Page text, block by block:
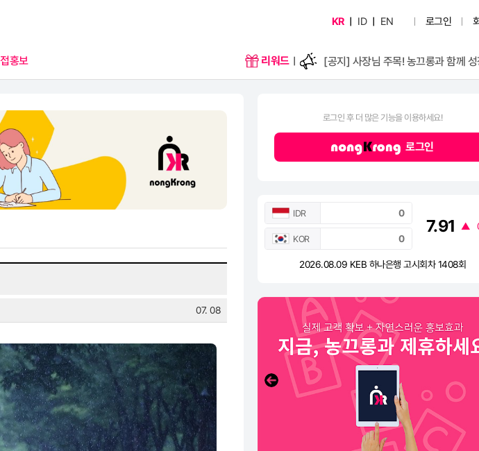
KR ID EN 로그인
홍보 리워드
[공지] 게시글 3개국어 지원 시작
07. 08
로그인 후 더 많은 기능을 이용하세요!
로그인
IDR
KOR
7.91 ▲
2026.08.09 KEB 하나은행 고시회차 1408회